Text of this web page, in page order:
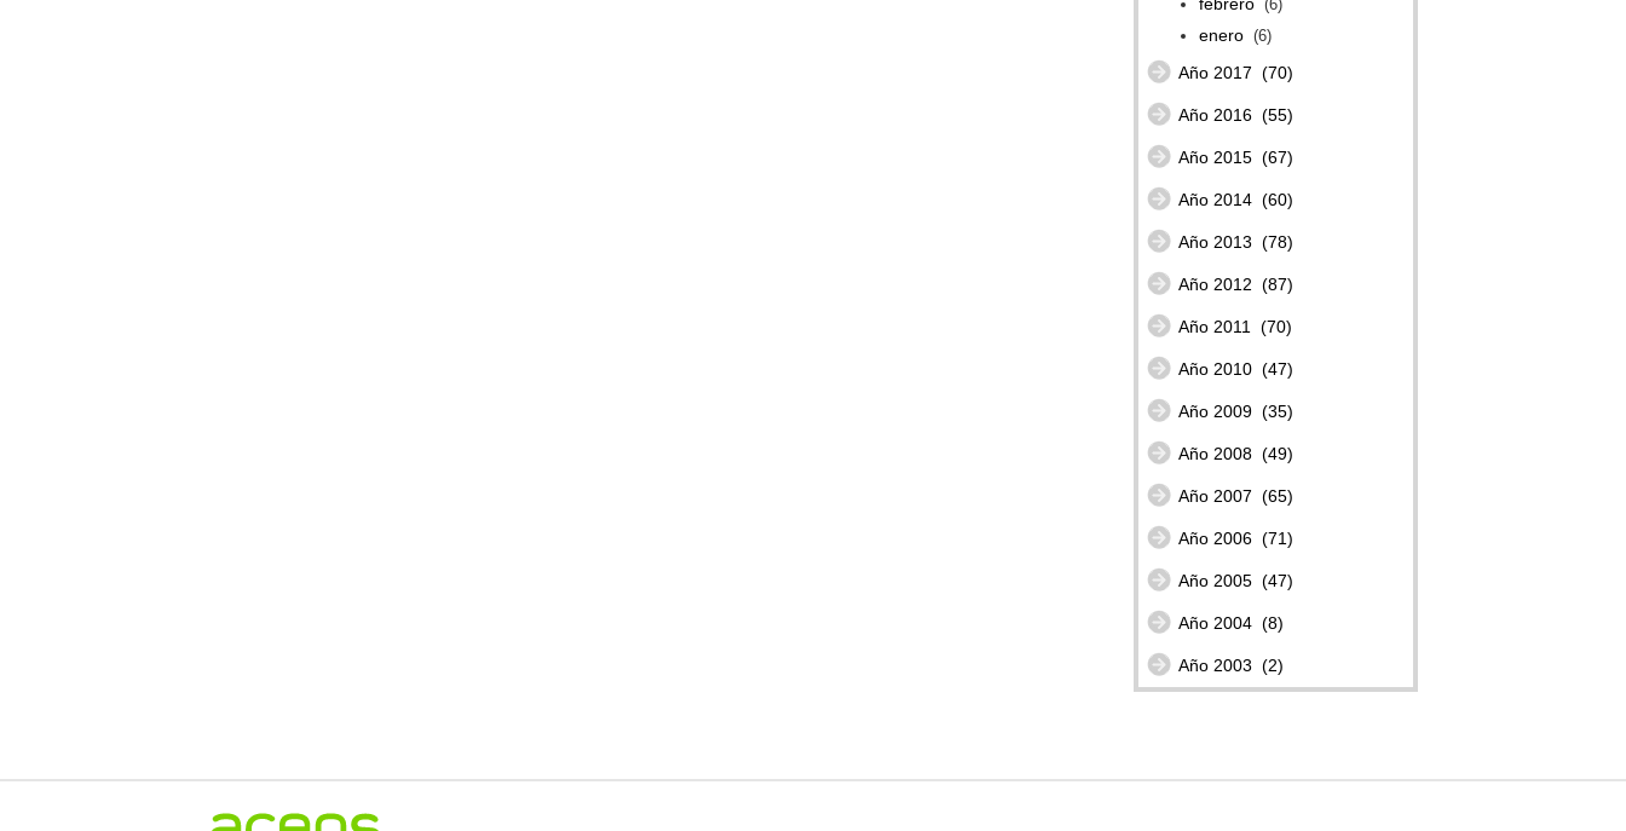
(6)
enero (6)
Año 2017 (70)
Año 2016 (55)
Año 2015 (67)
Año 2014 (60)
Año 2013 (78)
Año 2012 (87)
Año 2011 (70)
Año 2010 (47)
Año 2009 (35)
Año 2008 (49)
Año 2007 (65)
Año 2006 (71)
Año 2005 (47)
Año 2004 (8)
Año 2003 (2)